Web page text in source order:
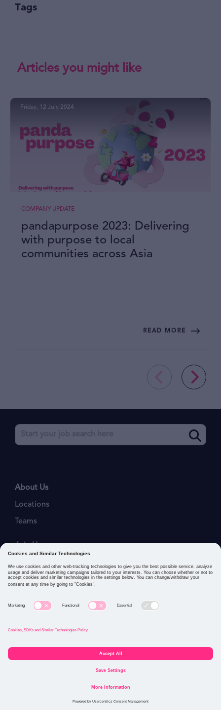
Tags
Articles you might like
pandapurpose 2023: Delivering
with purpose to local
communities across Asia
COMPANY UPDATE
Friday, 12 July 2024
READ MORE
About Us
Locations
Teams
Our Values
Privacy Policies
Connect with us: